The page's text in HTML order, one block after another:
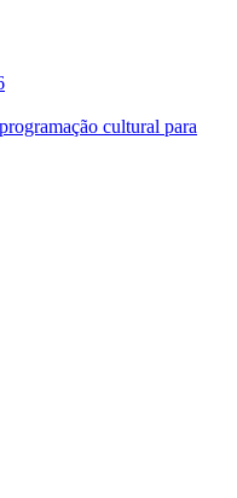
cultural para